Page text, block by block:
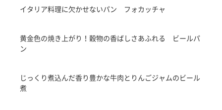
イタリア料理に欠かせないパン フォカッチャ
黄金色の焼き上がり！穀物の香ばしさあふれる ビールパ
ン
じっくり煮込んだ香り豊かな牛肉とりんごジャムのビール
煮